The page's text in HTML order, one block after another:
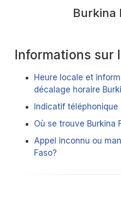
Burkina
Informations sur
Heure locale et
décalage horaire
Indicatif téléphonique
Où se trouve Burkina
Appel inconnu ou
Faso?